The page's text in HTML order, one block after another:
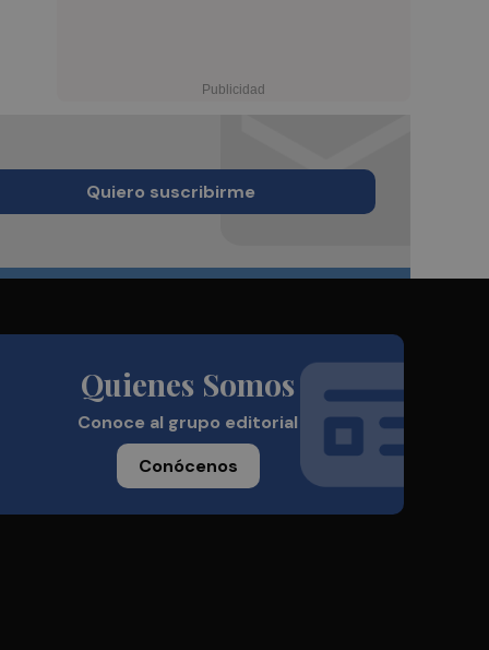
Quiero suscribirme
Quienes Somos
Conoce al grupo editorial
Conócenos